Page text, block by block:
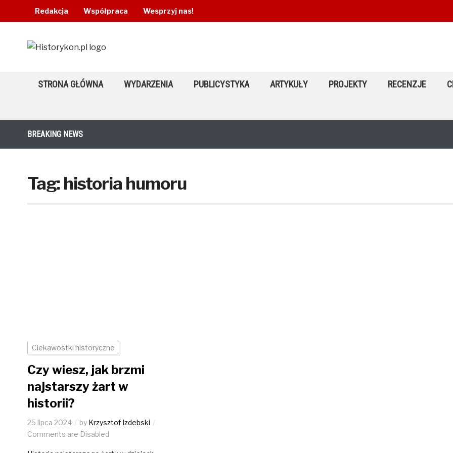
Redakcja Współpraca Wesprzyj nas!
STRONA GŁÓWNA WYDARZENIA PUBLICYSTYKA ARTYKUŁY PROJEKTY RECENZJE
BREAKING NEWS
Tag:historia humoru
Ciekawostki historyczne
Czy wiesz, jak brzmi
najstarszy żart w
historii?
25 lipca 2024 by Krzysztof Izdebski
Comments are Disabled